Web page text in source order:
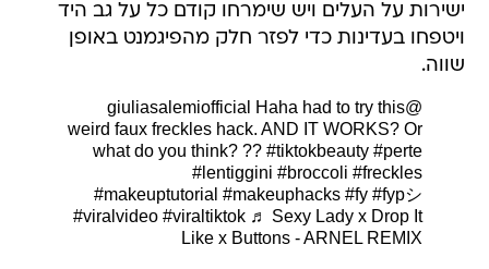
ישירות על העלים ויש שימרחו קודם כל על גב היד
ויטפחו בעדינות כדי לפזר חלק מהפיגמנט באופן
שווה.
@giuliasalemiofficial
Haha had to try this
weird faux freckles hack. AND IT WORKS? Or
what do you think? ?? #tiktokbeauty #perte
#lentiggini #broccoli #freckles
#makeuptutorial #makeuphacks #fy #fypシ
#viralvideo #viraltiktok ♬ Sexy Lady x Drop It
Like x Buttons - ARNEL REMIX